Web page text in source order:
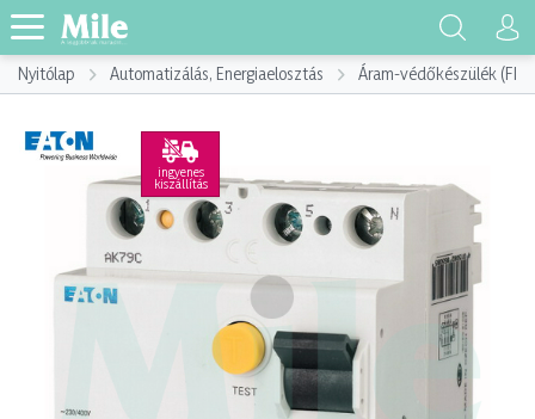
Nyitólap Automatizálás, Energiaelosztás Áram-védőkészülék (FI)
ingyenes
kiszállítás